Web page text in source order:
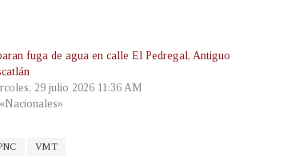
fuga de agua en calle El Pedregal, Antiguo
29 julio 2026 11:36 AM
VMT